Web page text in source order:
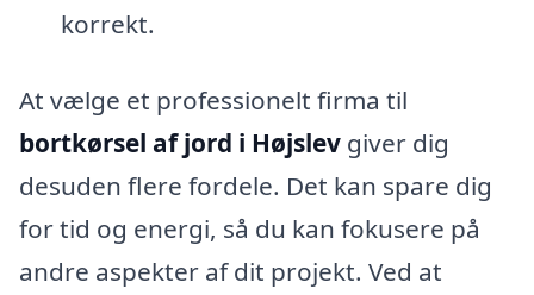
korrekt.
At vælge et professionelt firma til
bortkørsel af jord i Højslev giver dig
desuden flere fordele. Det kan spare dig
for tid og energi, så du kan fokusere på
andre aspekter af dit projekt. Ved at